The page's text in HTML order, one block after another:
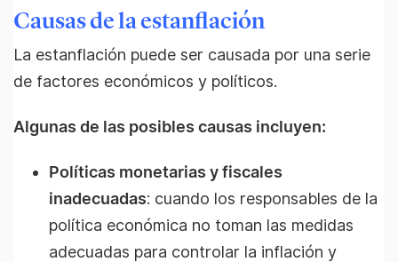
Causas de la estanflación
La estanflación puede ser causada por una serie
de factores económicos y políticos.
Algunas de las posibles causas incluyen:
Políticas monetarias y fiscales
inadecuadas: cuando los responsables de la
política económica no toman las medidas
adecuadas para controlar la inflación y